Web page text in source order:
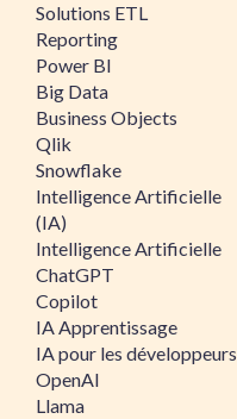
Solutions ETL
Reporting
Power BI
Big Data
Business Objects
Qlik
Snowflake
Intelligence Artificielle
(IA)
Intelligence Artificielle
ChatGPT
Copilot
IA Apprentissage
IA pour les développeurs
OpenAI
Llama